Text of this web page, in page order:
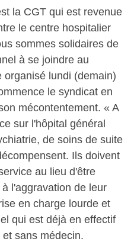
la CGT qui est revenue
le centre hospitalier
sommes solidaires de
à se joindre au
organisé lundi (demain)
le syndicat en
mécontentement. « A
sur l'hôpital général
de soins de suite
Ils doivent
au lieu d'être
l'aggravation de leur
en charge lourde et
qui est déjà en effectif
sans médecin.